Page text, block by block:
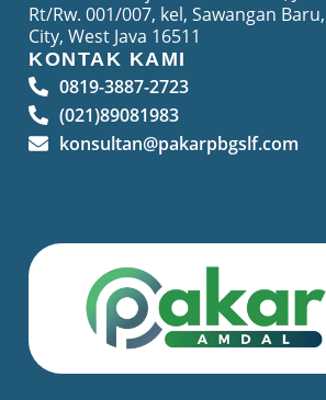
Rt/Rw. 001/007, kel, Sawangan
City, West Java 16511
KONTAK KAMI
0819-3887-2723
(021)89081983
konsultan@pakarpbgslf.com